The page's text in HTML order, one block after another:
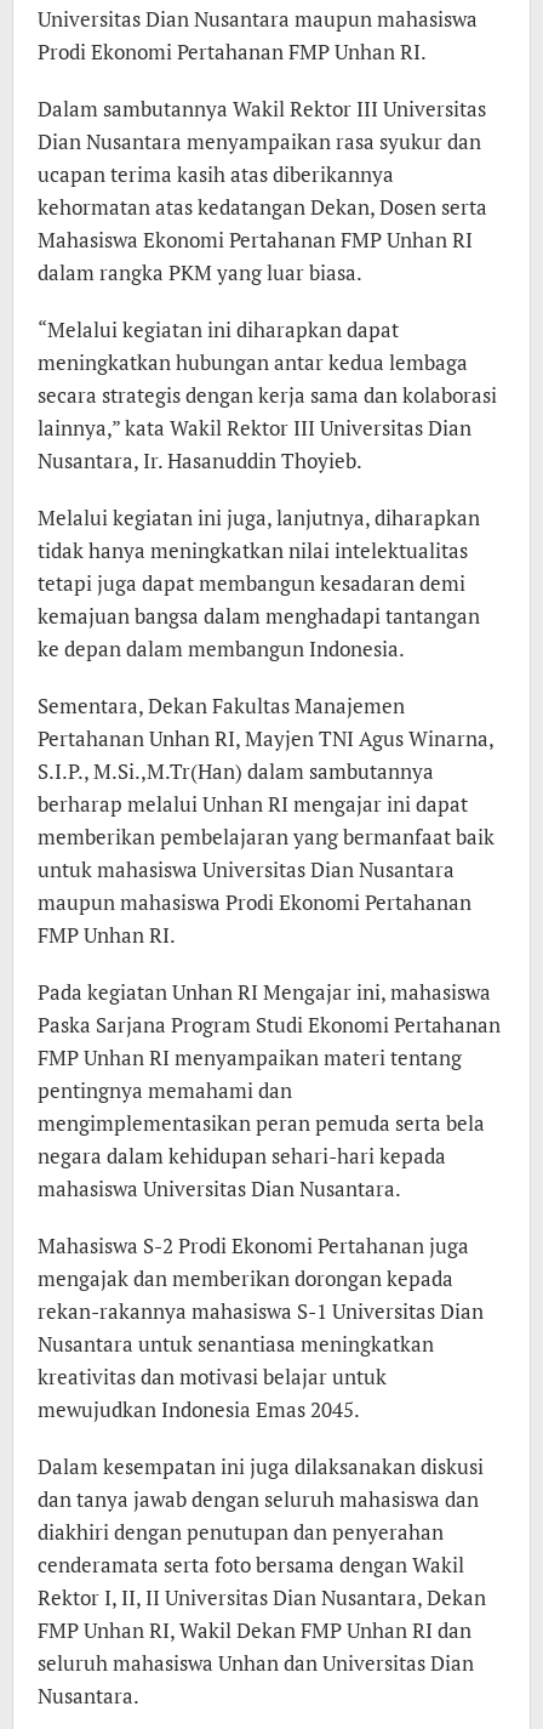
Universitas Dian Nusantara maupun mahasiswa
Prodi Ekonomi Pertahanan FMP Unhan RI.
Dalam sambutannya Wakil Rektor III Universitas
Dian Nusantara menyampaikan rasa syukur dan
ucapan terima kasih atas diberikannya
kehormatan atas kedatangan Dekan, Dosen serta
Mahasiswa Ekonomi Pertahanan FMP Unhan RI
dalam rangka PKM yang luar biasa.
“Melalui kegiatan ini diharapkan dapat
meningkatkan hubungan antar kedua lembaga
secara strategis dengan kerja sama dan kolaborasi
lainnya,” kata Wakil Rektor III Universitas Dian
Nusantara, Ir. Hasanuddin Thoyieb.
Melalui kegiatan ini juga, lanjutnya, diharapkan
tidak hanya meningkatkan nilai intelektualitas
tetapi juga dapat membangun kesadaran demi
kemajuan bangsa dalam menghadapi tantangan
ke depan dalam membangun Indonesia.
Sementara, Dekan Fakultas Manajemen
Pertahanan Unhan RI, Mayjen TNI Agus Winarna,
S.I.P., M.Si.,M.Tr(Han) dalam sambutannya
berharap melalui Unhan RI mengajar ini dapat
memberikan pembelajaran yang bermanfaat baik
untuk mahasiswa Universitas Dian Nusantara
maupun mahasiswa Prodi Ekonomi Pertahanan
FMP Unhan RI.
Pada kegiatan Unhan RI Mengajar ini, mahasiswa
Paska Sarjana Program Studi Ekonomi Pertahanan
FMP Unhan RI menyampaikan materi tentang
pentingnya memahami dan
mengimplementasikan peran pemuda serta bela
negara dalam kehidupan sehari-hari kepada
mahasiswa Universitas Dian Nusantara.
Mahasiswa S-2 Prodi Ekonomi Pertahanan juga
mengajak dan memberikan dorongan kepada
rekan-rakannya mahasiswa S-1 Universitas Dian
Nusantara untuk senantiasa meningkatkan
kreativitas dan motivasi belajar untuk
mewujudkan Indonesia Emas 2045.
Dalam kesempatan ini juga dilaksanakan diskusi
dan tanya jawab dengan seluruh mahasiswa dan
diakhiri dengan penutupan dan penyerahan
cenderamata serta foto bersama dengan Wakil
Rektor I, II, II Universitas Dian Nusantara, Dekan
FMP Unhan RI, Wakil Dekan FMP Unhan RI dan
seluruh mahasiswa Unhan dan Universitas Dian
Nusantara.